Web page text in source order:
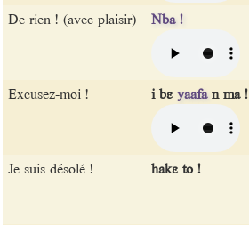
De rien ! (avec plaisir) Nba !
Excusez-moi ! i bɛ yaafan ma !
Je suis désolé ! hakɛ to !